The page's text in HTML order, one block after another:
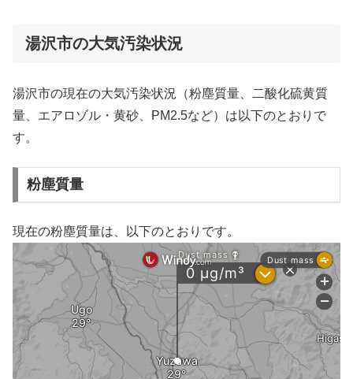
湯沢市の大気汚染状況
湯沢市の現在の大気汚染状況（粉塵質量、二酸化硫黄質
量、エアロゾル・黄砂、PM2.5など）は以下のとおりで
す。
粉塵質量
現在の粉塵質量は、以下のとおりです。